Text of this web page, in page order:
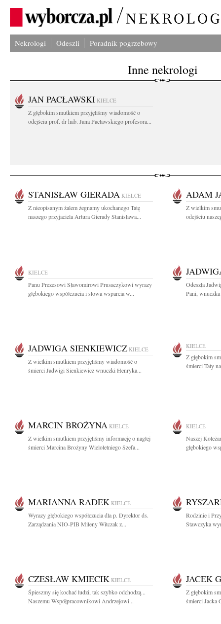
Nekrologi Odeszli Poradnik pogrzebowy
Inne nekrologi
JAN PACŁAWSKI KIELCE
Z głębokim smutkiem przyjęliśmy wiadomość o
odejściu prof. dr hab. Jana Pacławskiego profesora...
STANISŁAW GIERADA KIELCE
Z nieopisanym żalem żegnamy ukochanego Tatę
naszego przyjaciela Artura Gierady Stanisława...
ADAM
Z wielkim
odejściu
KIELCE
Panu Prezesowi Sławomirowi Prusaczykowi wyrazy
głębokiego współczucia i słowa wsparcia w...
Odeszła
Pani,
JADWIGA SIENKIEWICZ KIELCE
Z wielkim smutkiem przyjęliśmy wiadomość o
śmierci Jadwigi Sienkiewicz wnuczki Henryka...
KIELCE
Z głębokim
śmierci Taty
MARCIN BROŻYNA KIELCE
Z wielkim smutkiem przyjęliśmy informację o nagłej
śmierci Marcina Brożyny Wieloletniego Szefa...
KIELCE
Naszej
głębokiego
MARIANNA RADEK KIELCE
Wyrazy głębokiego współczucia dla p. Dyrektor ds.
Zarządzania NIO-PIB Mileny Witczak z...
Rodzinie i
Stawczyka
CZESŁAW KMIECIK KIELCE
Śpieszmy się kochać ludzi, tak szybko odchodzą...
Naszemu Współpracownikowi Andrzejowi...
JACEK
Z głębokim
śmierci Jacka